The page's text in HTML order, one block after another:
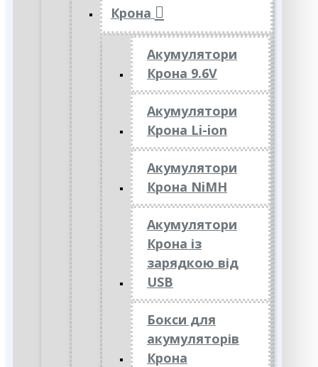
Крона
Акумулятори
Крона 9.6V
Акумулятори
Крона Li-ion
Акумулятори
Крона NiMH
Акумулятори
Крона із
зарядкою від
USB
Бокси для
акумуляторів
Крона